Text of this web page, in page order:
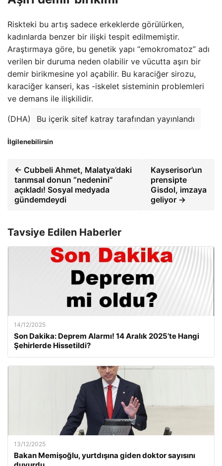
Riskteki bu artış sadece erkeklerde görülürken,
kadınlarda benzer bir ilişki tespit edilmemiştir.
Araştırmaya göre, bu genetik yapı “emokromatoz” adı
verilen bir duruma neden olabilir ve vücutta aşırı bir
demir birikmesine yol açabilir. Bu karaciğer sirozu,
karaciğer kanseri, kas -iskelet sisteminin problemleri
ve demans ile ilişkilidir.
(DHA) Bu içerik sitef katray tarafından yayınlandı
İlgilenebilirsin
← Cubbeli Ahmet, Malatya’daki
tarımsal donun “nedenini”
açıkladı! Sosyal medyada
gündemdeydi
Kayserisor’un
prensipte
Gisdol, imzaya
geliyor →
Tavsiye Edilen Haberler
14/12/2025
Son Dakika: Deprem Alarmı! 14 Aralık 2025’te Hangi
Şehirlerde Hissetildi?
13/12/2025
Bakan Memişoğlu, yurtdışına giden doktor sayısını